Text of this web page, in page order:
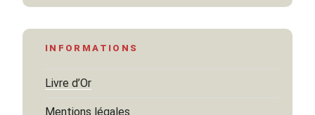
INFORMATIONS
Livre d’Or
Mentions légales